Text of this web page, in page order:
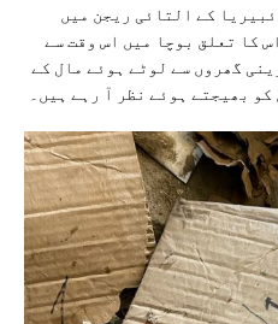
ہوا ہے۔ یونٹ 6720 سائبیریا کے التائی ریجن میں
کا تعلق بوچا میں اس وقت سے
گھروں سے لوٹے ہوئے مال کے
بھیجتے ہوئے نظر آ رہے ہیں۔